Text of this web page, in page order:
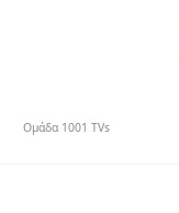
Ομάδα 1001 TVs